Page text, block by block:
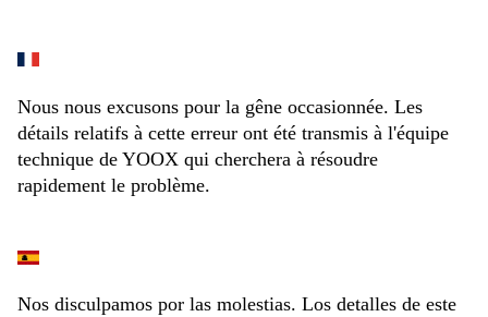
Nous nous excusons pour la gêne occasionnée. Les
détails relatifs à cette erreur ont été transmis à l'équipe
technique de YOOX qui cherchera à résoudre
rapidement le problème.
Nos disculpamos por las molestias. Los detalles de este